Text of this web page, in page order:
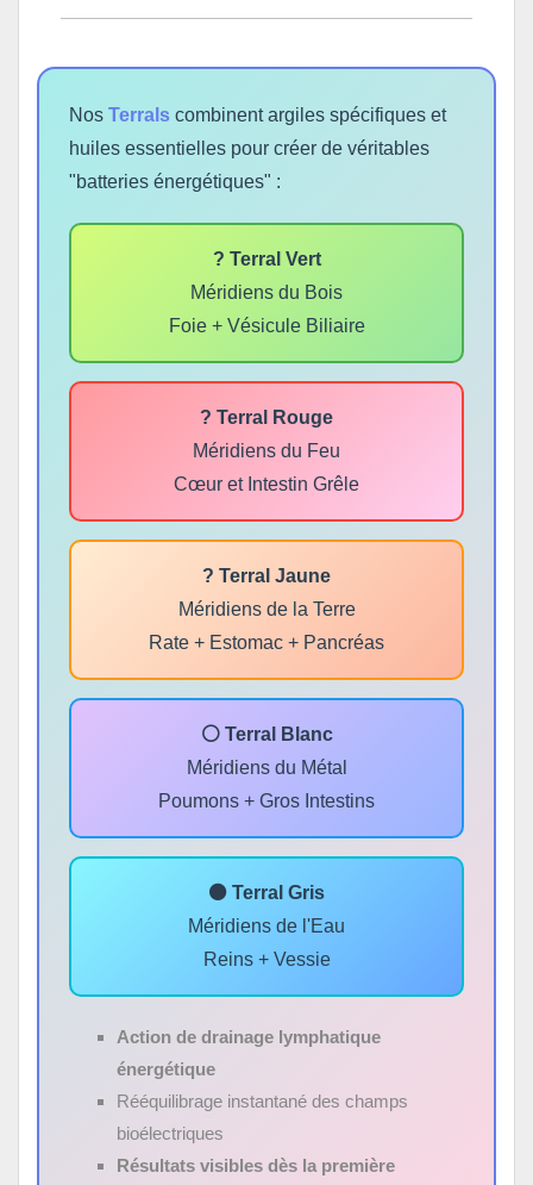
Nos Terrals combinent argiles spécifiques et
huiles essentielles pour créer de véritables
"batteries énergétiques" :
? Terral Vert
Méridiens du Bois
Foie + Vésicule Biliaire
? Terral Rouge
Méridiens du Feu
Cœur et Intestin Grêle
? Terral Jaune
Méridiens de la Terre
Rate + Estomac + Pancréas
⚪ Terral Blanc
Méridiens du Métal
Poumons + Gros Intestins
⚫ Terral Gris
Méridiens de l'Eau
Reins + Vessie
Action de drainage lymphatique
énergétique
Rééquilibrage instantané des champs
bioélectriques
Résultats visibles dès la première